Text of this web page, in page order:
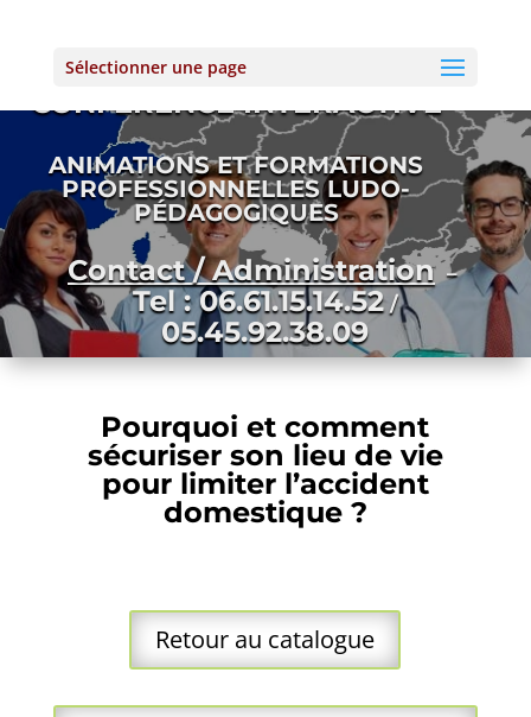
Sélectionner une page
ACCIDENT DOMESTIQUE –
CONFÉRENCE INTERACTIVE
ANIMATIONS ET FORMATIONS
PROFESSIONNELLES LUDO-
PÉDAGOGIQUES
Contact / Administration–
Tel : 06.61.15.14.52/
05.45.92.38.09
Pourquoi et comment
sécuriser son lieu de vie
pour limiter l’accident
domestique ?
Retour au catalogue